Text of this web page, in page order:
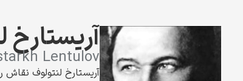
آریستارخ
Lentulov
آریستارخ لنتولوف